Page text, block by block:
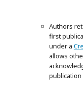
Authors
first
under a
allows
publication